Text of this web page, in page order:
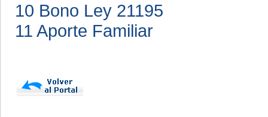
10 Bono Ley 21195
11 Aporte Familiar